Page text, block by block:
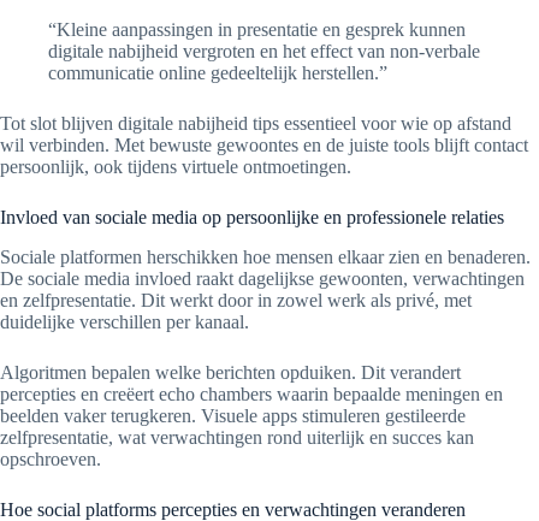
“Kleine aanpassingen in presentatie en gesprek kunnen
digitale nabijheid vergroten en het effect van non-verbale
communicatie online gedeeltelijk herstellen.”
Tot slot blijven digitale nabijheid tips essentieel voor wie op afstand
wil verbinden. Met bewuste gewoontes en de juiste tools blijft contact
persoonlijk, ook tijdens virtuele ontmoetingen.
Invloed van sociale media op persoonlijke en professionele relaties
Sociale platformen herschikken hoe mensen elkaar zien en benaderen.
De sociale media invloed raakt dagelijkse gewoonten, verwachtingen
en zelfpresentatie. Dit werkt door in zowel werk als privé, met
duidelijke verschillen per kanaal.
Algoritmen bepalen welke berichten opduiken. Dit verandert
percepties en creëert echo chambers waarin bepaalde meningen en
beelden vaker terugkeren. Visuele apps stimuleren gestileerde
zelfpresentatie, wat verwachtingen rond uiterlijk en succes kan
opschroeven.
Hoe social platforms percepties en verwachtingen veranderen